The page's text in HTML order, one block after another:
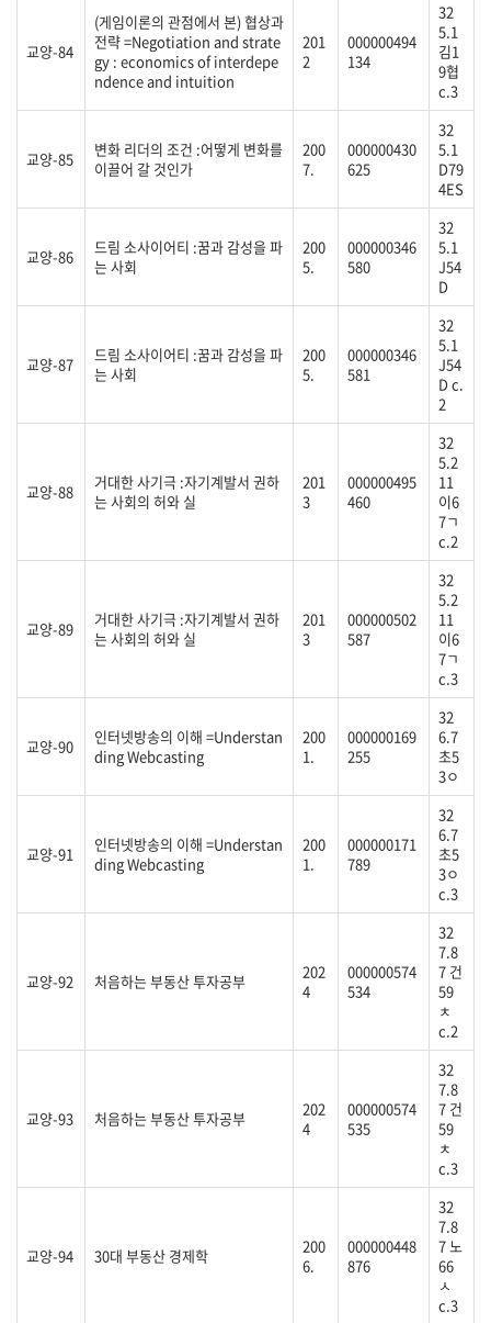
교양-84
(게임이론의 관점에서 본) 협상과
전략 =Negotiation and strate
gy : economics of interdepe
ndence and intuition
201
2
000000494
134
32
5.1
김1
9협
c.3
교양-85
변화 리더의 조건 :어떻게 변화를
이끌어 갈 것인가
200
7.
000000430
625
32
5.1
D79
4ES
교양-86
드림 소사이어티 :꿈과 감성을 파
는 사회
200
5.
000000346
580
32
5.1
J54
D
교양-87
드림 소사이어티 :꿈과 감성을 파
는 사회
200
5.
000000346
581
32
5.1
J54
D c.
2
교양-88
거대한 사기극 :자기계발서 권하
는 사회의 허와 실
201
3
000000495
460
32
5.2
11
이6
7ㄱ
c.2
교양-89
거대한 사기극 :자기계발서 권하
는 사회의 허와 실
201
3
000000502
587
32
5.2
11
이6
7ㄱ
c.3
교양-90
인터넷방송의 이해 =Understan
ding Webcasting
200
1.
000000169
255
32
6.7
초5
3ㅇ
교양-91
인터넷방송의 이해 =Understan
ding Webcasting
200
1.
000000171
789
32
6.7
초5
3ㅇ
c.3
교양-92 처음하는 부동산 투자공부
202
4
000000574
534
32
7.8
7 건
59
ㅊ
c.2
교양-93 처음하는 부동산 투자공부
202
4
000000574
535
32
7.8
7 건
59
ㅊ
c.3
교양-94 30대 부동산 경제학
200
6.
000000448
876
32
7.8
7 노
66
ㅅ
c.3